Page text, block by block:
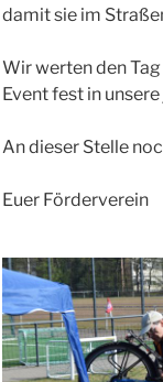
damit sie im
Wir werten den
Event fest in
An dieser Stelle
Euer Förderverein